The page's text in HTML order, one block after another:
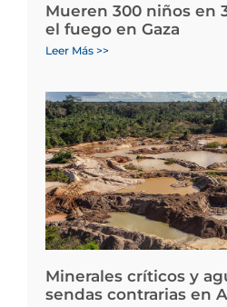
Mueren 300 niños en
el fuego en Gaza
Leer Más >>
Minerales críticos y
sendas contrarias en